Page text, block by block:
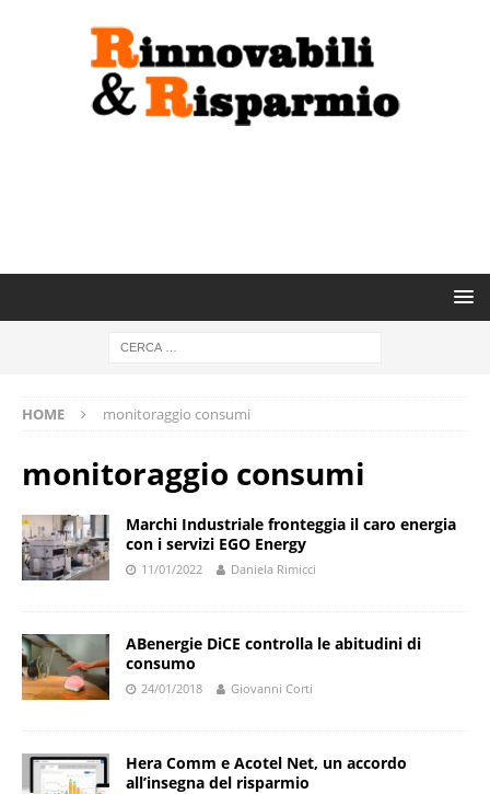
HOME monitoraggio consumi
monitoraggio consumi
Marchi Industriale fronteggia il caro energia
con i servizi EGO Energy
11/01/2022 Daniela Rimicci
ABenergie DiCE controlla le abitudini di
consumo
24/01/2018 Giovanni Corti
Hera Comm e Acotel Net, un accordo
all’insegna del risparmio